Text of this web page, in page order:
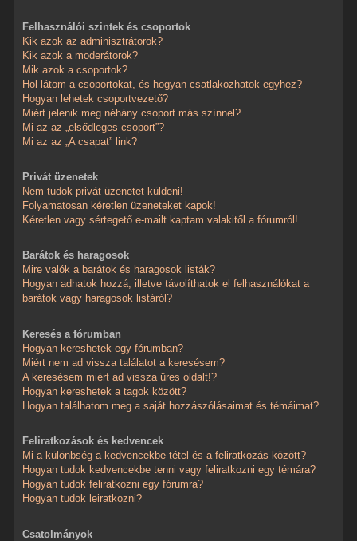
Felhasználói szintek és csoportok
Kik azok az adminisztrátorok?
Kik azok a moderátorok?
Mik azok a csoportok?
Hol látom a csoportokat, és hogyan csatlakozhatok egyhez?
Hogyan lehetek csoportvezető?
Miért jelenik meg néhány csoport más színnel?
Mi az az „elsődleges csoport”?
Mi az az „A csapat” link?
Privát üzenetek
Nem tudok privát üzenetet küldeni!
Folyamatosan kéretlen üzeneteket kapok!
Kéretlen vagy sértegető e-mailt kaptam valakitől a fórumról!
Barátok és haragosok
Mire valók a barátok és haragosok listák?
Hogyan adhatok hozzá, illetve távolíthatok el felhasználókat a
barátok vagy haragosok listáról?
Keresés a fórumban
Hogyan kereshetek egy fórumban?
Miért nem ad vissza találatot a keresésem?
A keresésem miért ad vissza üres oldalt!?
Hogyan kereshetek a tagok között?
Hogyan találhatom meg a saját hozzászólásaimat és témáimat?
Feliratkozások és kedvencek
Mi a különbség a kedvencekbe tétel és a feliratkozás között?
Hogyan tudok kedvencekbe tenni vagy feliratkozni egy témára?
Hogyan tudok feliratkozni egy fórumra?
Hogyan tudok leiratkozni?
Csatolmányok